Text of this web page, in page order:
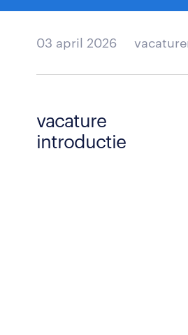
03 april 2026
vacature
introductie